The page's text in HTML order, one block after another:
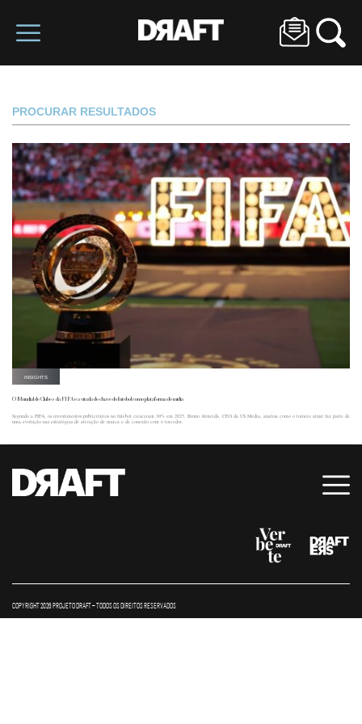
PROCURAR RESULTADOS
INSIGHTS
O Mundial de Clubes da FIFA e a virada de chave do futebol como plataforma de mídia
Segundo a FIFA, os investimentos publicitários no futebol cresceram 30% em 2025. Bruno Almeida, CEO da US Media, analisa como o torneio atual faz parte de
uma evolução nas estratégias de ativação de marca e de conexão com o torcedor.
COPYRIGHT 2026 PROJETO DRAFT – TODOS OS DIREITOS RESERVADOS